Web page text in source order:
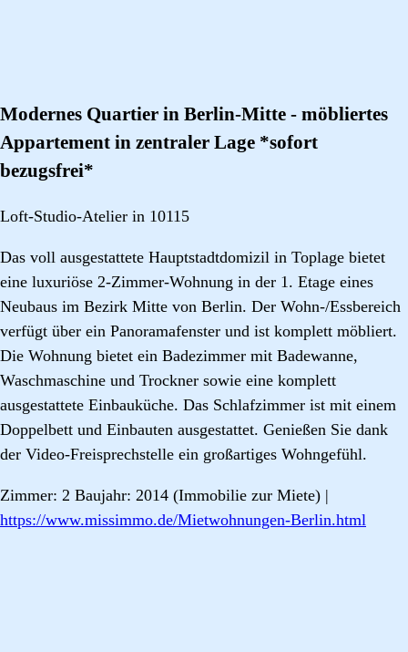
Modernes Quartier in Berlin-Mitte - möbliertes
Appartement in zentraler Lage *sofort
bezugsfrei*
Loft-Studio-Atelier in 10115
Das voll ausgestattete Hauptstadtdomizil in Toplage bietet
eine luxuriöse 2-Zimmer-Wohnung in der 1. Etage eines
Neubaus im Bezirk Mitte von Berlin. Der Wohn-/Essbereich
verfügt über ein Panoramafenster und ist komplett möbliert.
Die Wohnung bietet ein Badezimmer mit Badewanne,
Waschmaschine und Trockner sowie eine komplett
ausgestattete Einbauküche. Das Schlafzimmer ist mit einem
Doppelbett und Einbauten ausgestattet. Genießen Sie dank
der Video-Freisprechstelle ein großartiges Wohngefühl.
Zimmer: 2 Baujahr: 2014 (Immobilie zur Miete) |
https://www.missimmo.de/Mietwohnungen-Berlin.html